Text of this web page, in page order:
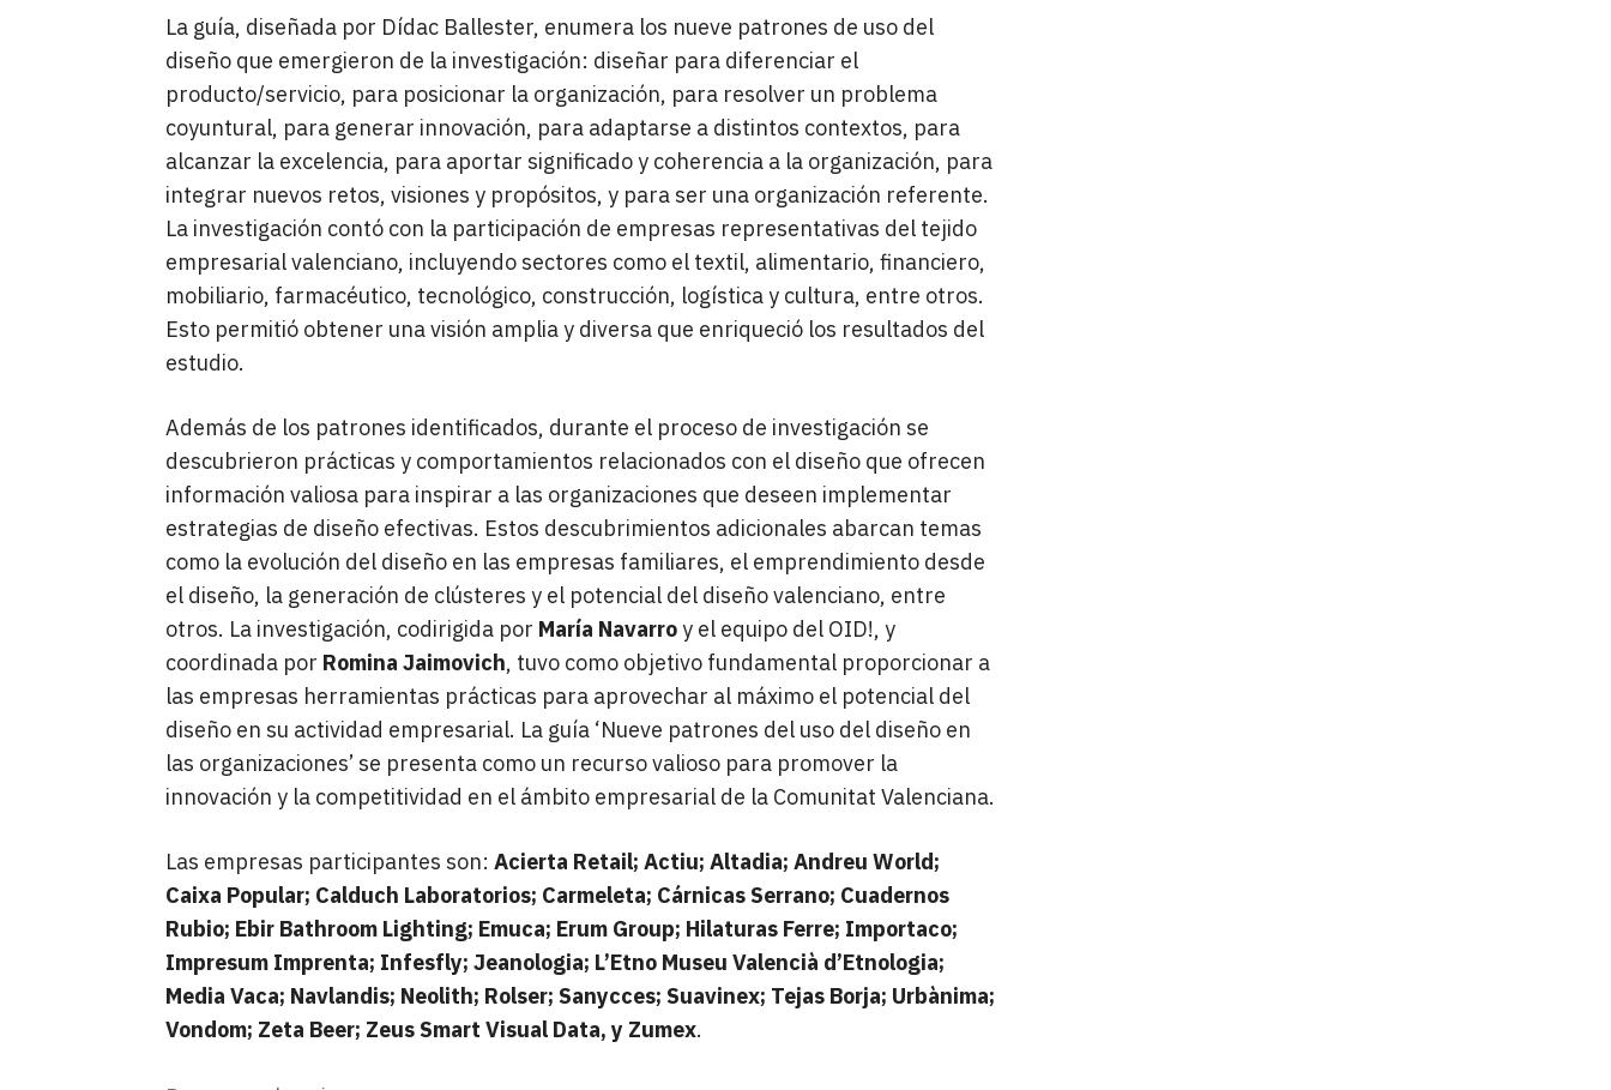
La guía, diseñada por Dídac Ballester, enumera los nueve patrones de uso del
diseño que emergieron de la investigación: diseñar para diferenciar el
producto/servicio, para posicionar la organización, para resolver un problema
coyuntural, para generar innovación, para adaptarse a distintos contextos, para
alcanzar la excelencia, para aportar significado y coherencia a la organización, para
integrar nuevos retos, visiones y propósitos, y para ser una organización referente.
La investigación contó con la participación de empresas representativas del tejido
empresarial valenciano, incluyendo sectores como el textil, alimentario, financiero,
mobiliario, farmacéutico, tecnológico, construcción, logística y cultura, entre otros.
Esto permitió obtener una visión amplia y diversa que enriqueció los resultados del
estudio.
Además de los patrones identificados, durante el proceso de investigación se
descubrieron prácticas y comportamientos relacionados con el diseño que ofrecen
información valiosa para inspirar a las organizaciones que deseen implementar
estrategias de diseño efectivas. Estos descubrimientos adicionales abarcan temas
como la evolución del diseño en las empresas familiares, el emprendimiento desde
el diseño, la generación de clústeres y el potencial del diseño valenciano, entre
otros. La investigación, codirigida por María Navarroy el equipo del OID!, y
coordinada por Romina Jaimovich, tuvo como objetivo fundamental proporcionar a
las empresas herramientas prácticas para aprovechar al máximo el potencial del
diseño en su actividad empresarial. La guía ‘Nueve patrones del uso del diseño en
las organizaciones’ se presenta como un recurso valioso para promover la
innovación y la competitividad en el ámbito empresarial de la Comunitat Valenciana.
Las empresas participantes son: Acierta Retail; Actiu; Altadia; Andreu World;
Caixa Popular; Calduch Laboratorios; Carmeleta; Cárnicas Serrano; Cuadernos
Rubio; Ebir Bathroom Lighting; Emuca; Erum Group; Hilaturas Ferre; Importaco;
Impresum Imprenta; Infesfly; Jeanologia; L’Etno Museu Valencià d’Etnologia;
Media Vaca; Navlandis; Neolith; Rolser; Sanycces; Suavinex; Tejas Borja; Urbànima;
Vondom; Zeta Beer; Zeus Smart Visual Data, y Zumex.